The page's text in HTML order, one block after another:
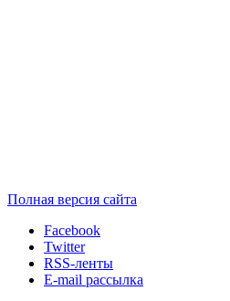
Полная версия сайта
Facebook
Twitter
RSS-ленты
E-mail рассылка